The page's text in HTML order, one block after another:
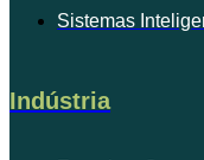
Sistemas
Indústria